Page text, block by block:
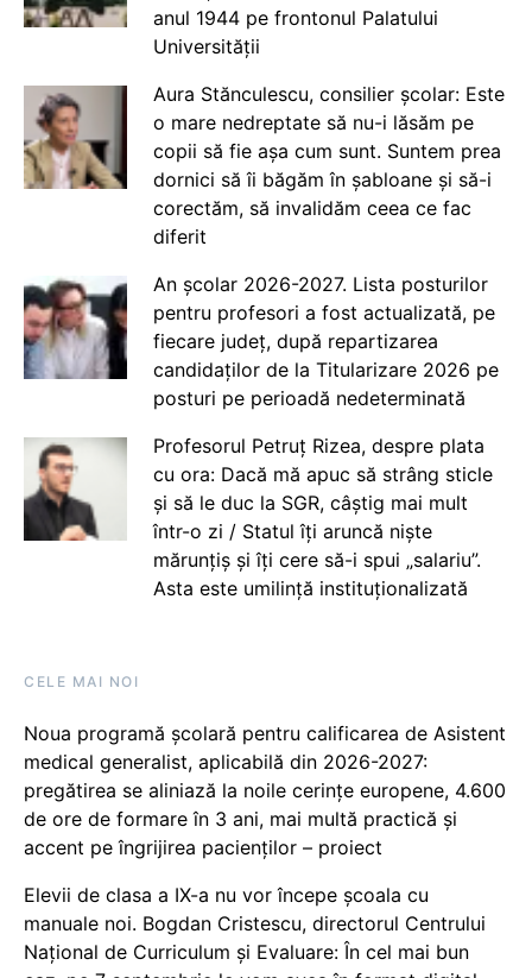
anul 1944 pe frontonul Palatului
Universității
Aura Stănculescu, consilier școlar: Este
o mare nedreptate să nu-i lăsăm pe
copii să fie așa cum sunt. Suntem prea
dornici să îi băgăm în șabloane și să-i
corectăm, să invalidăm ceea ce fac
diferit
An școlar 2026-2027. Lista posturilor
pentru profesori a fost actualizată, pe
fiecare județ, după repartizarea
candidaților de la Titularizare 2026 pe
posturi pe perioadă nedeterminată
Profesorul Petruț Rizea, despre plata
cu ora: Dacă mă apuc să strâng sticle
și să le duc la SGR, câștig mai mult
într-o zi / Statul îți aruncă niște
mărunțiș și îți cere să-i spui „salariu”.
Asta este umilință instituționalizată
CELE MAI NOI
Noua programă școlară pentru calificarea de Asistent
medical generalist, aplicabilă din 2026-2027:
pregătirea se aliniază la noile cerințe europene, 4.600
de ore de formare în 3 ani, mai multă practică și
accent pe îngrijirea pacienților – proiect
Elevii de clasa a IX-a nu vor începe școala cu
manuale noi. Bogdan Cristescu, directorul Centrului
Național de Curriculum și Evaluare: În cel mai bun